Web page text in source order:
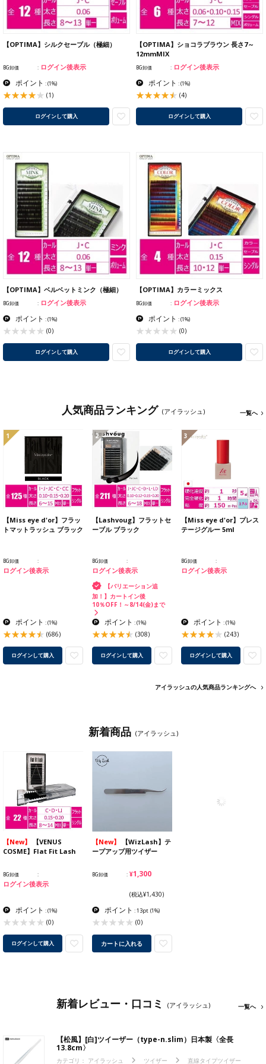
【OPTIMA】シルクセーブル（極細）
BG卸価 ログイン後表示
ポイント :(1%)
(1)
ログインして購入
【OPTIMA】ショコラブラウン 長さ7～
12mmMIX
BG卸価 ログイン後表示
ポイント :(1%)
(4)
ログインして購入
【OPTIMA】ベルベットミンク（極細）
BG卸価 ログイン後表示
ポイント :(1%)
(0)
ログインして購入
【OPTIMA】カラーミックス
BG卸価 ログイン後表示
ポイント :(1%)
(0)
ログインして購入
人気商品ランキング (アイラッシュ) 一覧へ
1
【Miss eye d'or】フラッ
トマットラッシュ ブラック
BG卸価
ログイン後表示
ポイント :(1%)
(686)
ログインして購入
2
【Lashvoug】フラットセ
ーブル ブラック
BG卸価
ログイン後表示
【バリエーション追
加！】カートイン後
10％OFF！～8/14(金)まで
ポイント :(1%)
(308)
ログインして購入
3
【Miss eye d'or】プレス
テージグルー 5ml
BG卸価
ログイン後表示
ポイント :(1%)
(243)
ログインして購入
アイラッシュの人気商品ランキングへ
新着商品 (アイラッシュ)
【New】
COSME】Flat Fit Lash
BG卸価
ログイン後表示
ポイント :(1%)
(0)
ログインして購入
【New】
ープアップ用ツイザー
BG卸価 ¥1,300
(税込¥1,430)
ポイント : 13pt (1%)
(0)
カートに入れる
新着レビュー・口コミ (アイラッシュ) 一覧へ
【松風】[白]ツイーザー（type-n.slim）日本製〈全長
13.8cm〉
カテゴリ： アイラッシュ ツイザー 直線タイプツイザー